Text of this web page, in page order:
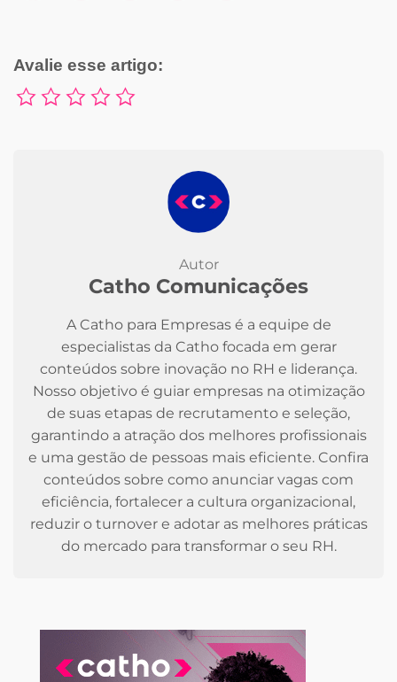
Avalie esse artigo:
Autor
Catho Comunicações
A Catho para Empresas é a equipe de
especialistas da Catho focada em gerar
conteúdos sobre inovação no RH e liderança.
Nosso objetivo é guiar empresas na otimização
de suas etapas de recrutamento e seleção,
garantindo a atração dos melhores profissionais
e uma gestão de pessoas mais eficiente. Confira
conteúdos sobre como anunciar vagas com
eficiência, fortalecer a cultura organizacional,
reduzir o turnover e adotar as melhores práticas
do mercado para transformar o seu RH.